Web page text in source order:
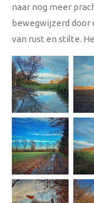
naar nog meer
bewegwijzerd door
van rust en stilte.